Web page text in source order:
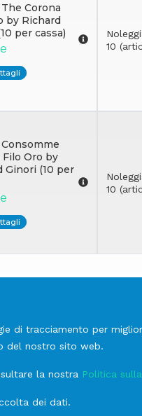
Corona
by Richard
per cassa)
10
Filo Oro by
Ginori (10 per
10
di tracciamento per
del nostro sito web.
la nostra Politica
dei dati.